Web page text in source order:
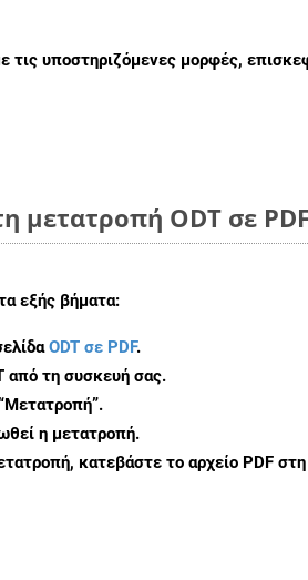
τις υποστηριζόμενες μορφές,
μετατροπή ODT σε
εξής βήματα:
ODT σε PDF.
από τη συσκευή σας.
.
η μετατροπή.
κατεβάστε το αρχείο PDF στη